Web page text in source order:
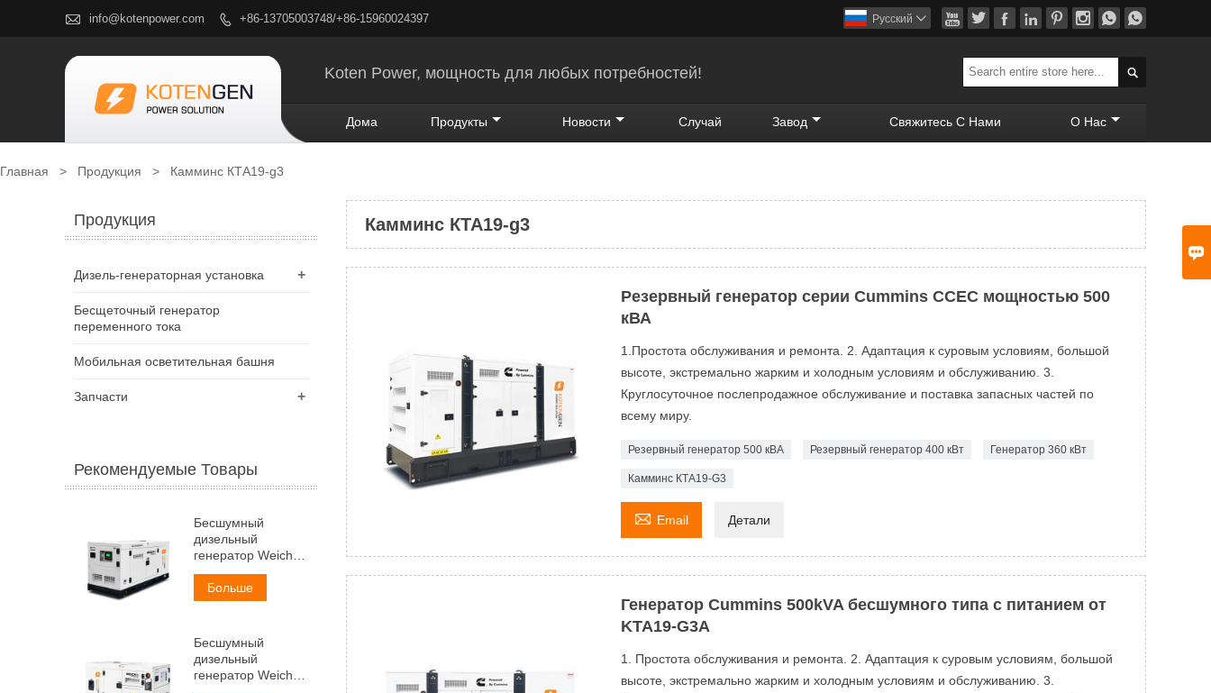

 info@kotenpower.com  +86-13705003748/+86-15960024397        
Pусский 
Koten Power, мощность для любых потребностей! 
Дома Продукты Новости Случай Завод Свяжитесь С Нами О Нас
Главная > Продукция > Камминс КТА19-g3
Камминс КТА19-g3
Резервный генератор серии Cummins CCEC мощностью 500
кВА
1.Простота обслуживания и ремонта. 2. Адаптация к суровым условиям, большой
высоте, экстремально жарким и холодным условиям и обслуживанию. 3.
Круглосуточное послепродажное обслуживание и поставка запасных частей по
всему миру.
Резервный генератор 500 кВА Резервный генератор 400 кВт Генератор 360 кВт
Камминс КТА19-G3
 Email Детали
Генератор Cummins 500kVA бесшумного типа с питанием от
KTA19-G3A
1. Простота обслуживания и ремонта. 2. Адаптация к суровым условиям, большой
высоте, экстремально жарким и холодным условиям и обслуживанию. 3.
Продукция
+
Дизель-генераторная установка
Бесщеточный генератор
переменного тока
Мобильная осветительная башня
+
Запчасти
Рекомендуемые Товары
Бесшумный
дизельный
генератор Weichai
мощностью 30 кВА
Больше
Бесшумный
дизельный
генератор Weichai